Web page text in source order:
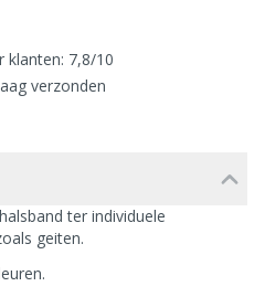
klanten: 7,8/10
verzonden
ter individuele
geiten.